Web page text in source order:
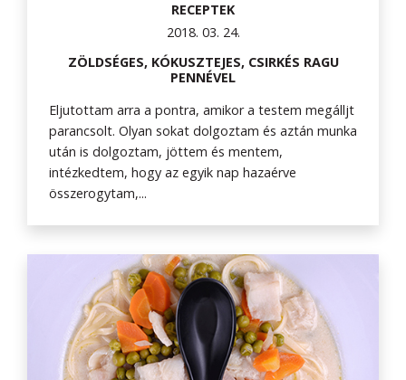
RECEPTEK
2018. 03. 24.
ZÖLDSÉGES, KÓKUSZTEJES, CSIRKÉS RAGU
PENNÉVEL
Eljutottam arra a pontra, amikor a testem megálljt
parancsolt. Olyan sokat dolgoztam és aztán munka
után is dolgoztam, jöttem és mentem,
intézkedtem, hogy az egyik nap hazaérve
összerogytam,...